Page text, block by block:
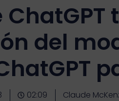
del
02:09 Claude